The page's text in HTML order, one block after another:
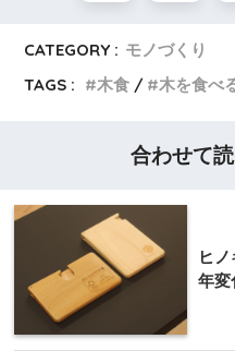
CATEGORY : モノづくり
TAGS :
木食 木を食べ
合わせて
ヒ
年変